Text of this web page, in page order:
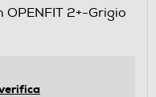
2+-Grigio